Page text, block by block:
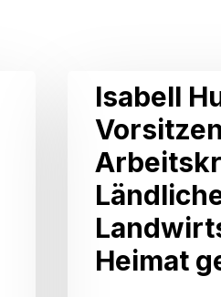
Isabell
Huber
Vorsitzenden
des
Arbeitskreises
Ländlicher
Isabell
Heimat